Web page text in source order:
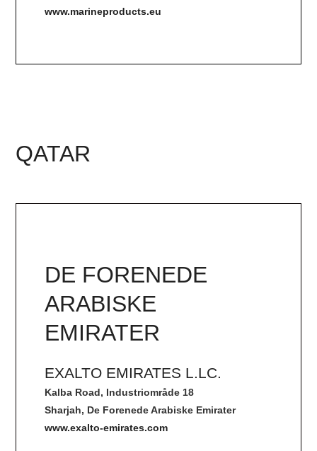
www.marineproducts.eu
QATAR
DE FORENEDE
ARABISKE
EMIRATER
EXALTO EMIRATES L.LC.
Kalba Road, Industriområde 18
Sharjah, De Forenede Arabiske Emirater
www.exalto-emirates.com